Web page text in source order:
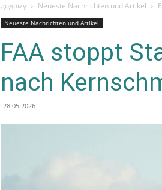
додому Neueste Nachrichten und Artikel
Neueste Nachrichten und Artikel
FAA stoppt
nach
28.05.2026